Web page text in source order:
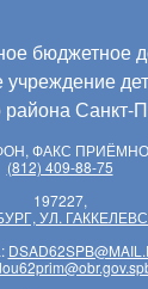
бюджетное
учреждение
Санкт-
ФАКС
(812) 409-88-75
197227,
УЛ.